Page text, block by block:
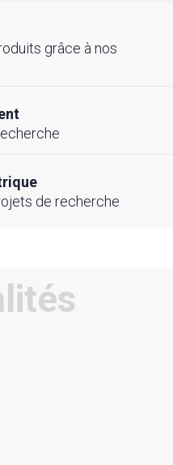
grâce à nos
de recherche